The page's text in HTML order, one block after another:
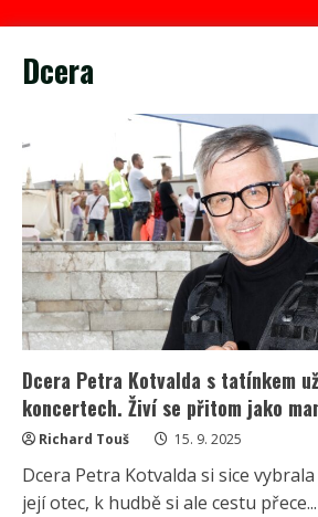
Dcera
Dcera Petra Kotvalda s tatínkem
koncertech. Živí se přitom jako
Richard Touš 15. 9. 2025
Dcera Petra Kotvalda si sice
její otec, k hudbě si ale cestu přece...